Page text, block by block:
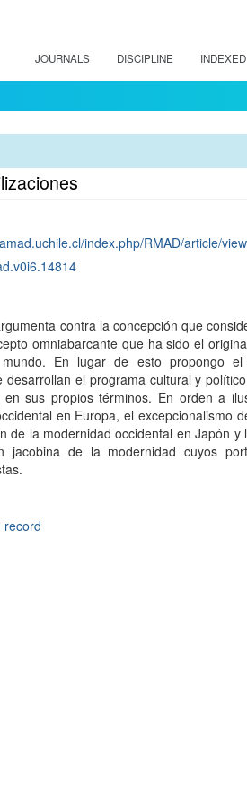
JOURNALS DISCIPLINE INDEXED
index.php/RMAD/article/
contra la concepción que
omniabarcante que ha sido el
En lugar de esto propongo el
desarrollan el programa cultural y
en sus propios términos. En orden a
en Europa, el excepcionalismo
de la modernidad occidental en Japón
jacobina de la modernidad cuyos
record